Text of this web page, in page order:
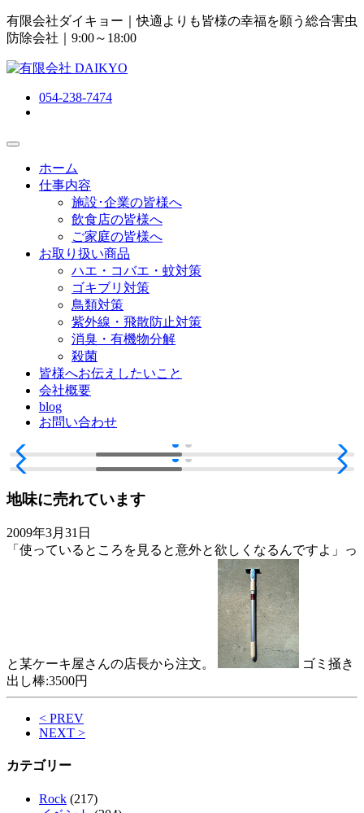
有限会社ダイキョー｜快適よりも皆様の幸福を願う総合害虫
防除会社 ｜9:00～18:00
054-238-7474
ホーム
仕事内容
施設･企業の皆様へ
飲食店の皆様へ
ご家庭の皆様へ
お取り扱い商品
ハエ・コバエ・蚊対策
ゴキブリ対策
鳥類対策
紫外線・飛散防止対策
消臭・有機物分解
殺菌
皆様へお伝えしたいこと
会社概要
blog
お問い合わせ
地味に売れています
2009年3月31日
「使っているところを見ると意外と欲しくなるんですよ」っ
と某ケーキ屋さんの店長から注文。
ゴミ掻き
出し棒:3500円
< PREV
NEXT >
カテゴリー
Rock (217)